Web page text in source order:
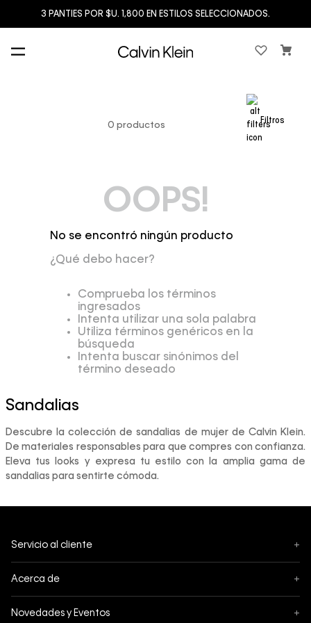
3 PANTIES POR $U. 1,800 EN ESTILOS SELECCIONADOS.
0 productos
Filtros
OOPS!
No se encontró ningún producto
¿Qué debo hacer?
Comprueba los términos
ingresados
Intenta utilizar una sola palabra
Utiliza términos genéricos en la
búsqueda
Intenta buscar sinónimos del
término deseado
Sandalias
Descubre la colección de sandalias de mujer de Calvin Klein.
De materiales responsables para que compres con confianza.
Eleva tus looks y expresa tu estilo con la amplia gama de
sandalias para sentirte cómoda.
Servicio al cliente +
Cambios y Devoluciones
Envíos
Acerca de +
Novedades y Eventos +